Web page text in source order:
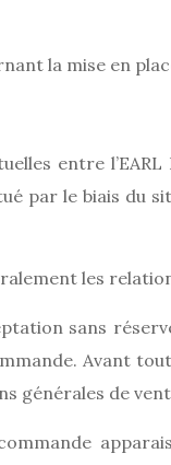
la mise en
entre l’EARL
par le biais du
les
sans
Avant
générales de